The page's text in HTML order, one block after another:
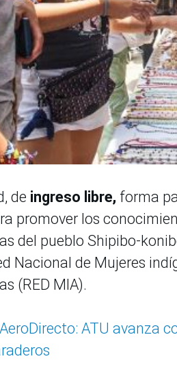
de ingreso libre, forma
promover los
del pueblo Shipibo-
Nacional de Mujeres
(RED MIA).
AeroDirecto: ATU avanza